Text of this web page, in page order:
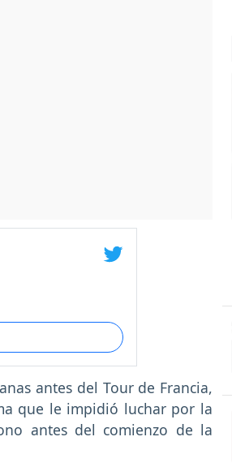
antes del Tour de Francia,
que le impidió luchar por la
antes del comienzo de la